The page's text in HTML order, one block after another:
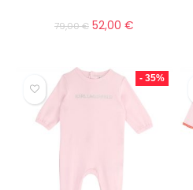
79,00€ 52,00 €
- 35%